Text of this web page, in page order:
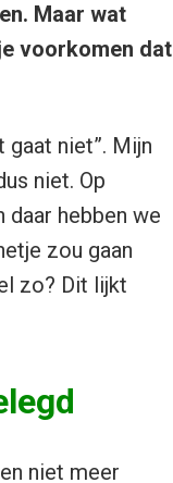
Maar wat
voorkomen dat
gaat niet”. Mijn
niet. Op
daar hebben we
zou gaan
zo? Dit lijkt
niet meer